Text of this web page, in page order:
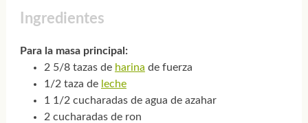
Ingredientes
Para la masa principal:
2 5/8 tazas de harina de fuerza
1/2 taza de leche
1 1/2 cucharadas de agua de azahar
2 cucharadas de ron